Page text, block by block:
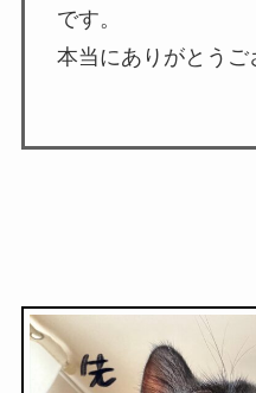
です。
本当にありがとうご